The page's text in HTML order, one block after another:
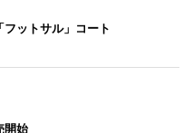
ットサル」コート
開始